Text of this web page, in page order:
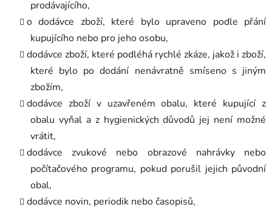
prodávajícího,
o dodávce zboží, které bylo upraveno podle přání
kupujícího nebo pro jeho osobu,
dodávce zboží, které podléhá rychlé zkáze, jakož i zboží,
které bylo po dodání nenávratně smíseno s jiným
zbožím,
dodávce zboží v uzavřeném obalu, které kupující z
obalu vyňal a z hygienických důvodů jej není možné
vrátit,
dodávce zvukové nebo obrazové nahrávky nebo
počítačového programu, pokud porušil jejich původní
obal,
dodávce novin, periodik nebo časopisů,